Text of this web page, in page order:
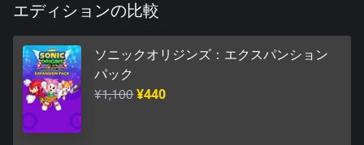
ます。また、『ソニックドリフト』『ソニックドリフト2』『ド
です！
※こちらのセットに含まれる商品は単体でもご購入いただけま
す。また、こちらの商品が含まれた別のセット商品もございま
す。重複購入にご注意下さい。
エディションの比較
ソニックオリジンズ：エクスパンション
パック
¥1,100¥440